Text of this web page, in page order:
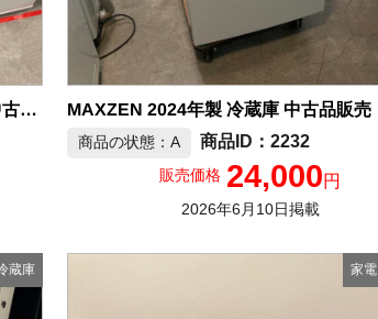
MAXZEN 2025年製 130L 冷凍冷蔵庫 中古品販売 MAXZEN 2024年製 冷蔵庫 中古品販売
商品の状態：A 2232
販売価格 24,000円
2026年6月10日掲載
蔵庫 家電